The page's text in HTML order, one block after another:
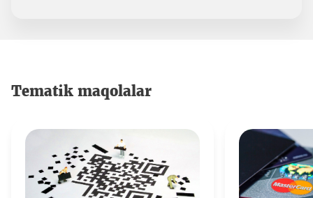
Tematik maqolalar